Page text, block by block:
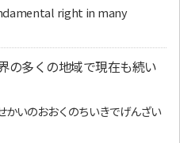
right in many
の多くの地域で現在も続い
かいのおおくのちいきでげんざい